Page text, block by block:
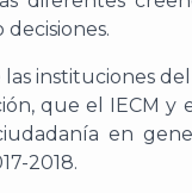
instituciones
que el IECM
en
2018.